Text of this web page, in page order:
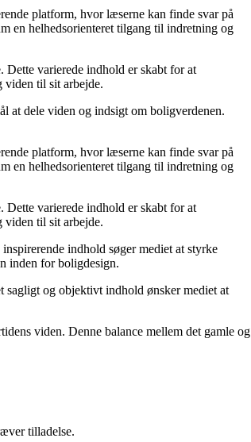
platform, hvor læserne kan finde svar på
en helhedsorienteret tilgang til indretning og
varierede indhold er skabt for at
viden til sit arbejde.
at dele viden og indsigt om boligverdenen.
platform, hvor læserne kan finde svar på
en helhedsorienteret tilgang til indretning og
varierede indhold er skabt for at
viden til sit arbejde.
indhold søger mediet at styrke
inden for boligdesign.
og objektivt indhold ønsker mediet at
viden. Denne balance mellem det gamle og
tilladelse.